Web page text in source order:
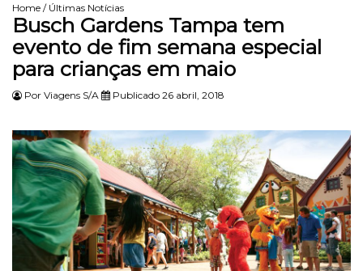
Home / Últimas Notícias
Busch Gardens Tampa tem
evento de fim semana especial
para crianças em maio
Por Viagens S/A Publicado 26 abril, 2018